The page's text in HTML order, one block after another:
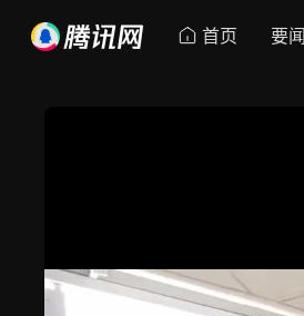
首页 要闻